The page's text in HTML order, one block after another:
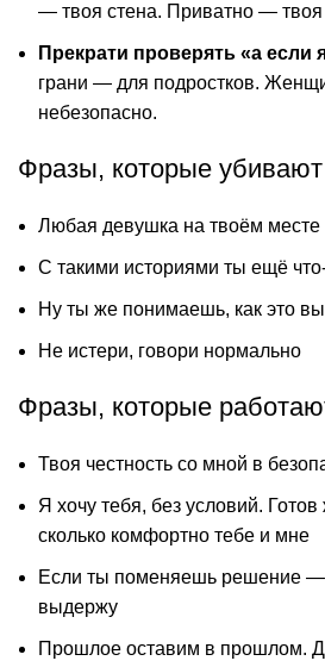
— твоя стена. Приватно — твоя
Прекрати проверять «а если
грани — для подростков.
небезопасно.
Фразы, которые
Любая девушка на твоём
С такими историями ты ещё
Ну ты же понимаешь, как это
Не истери, говори нормально
Фразы, которые
Твоя честность со мной в
Я хочу тебя, без условий.
сколько комфортно тебе и мне
Если ты поменяешь решение —
выдержу
Прошлое оставим в прошлом.